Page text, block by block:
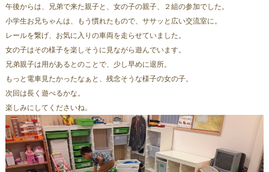
午後からは、兄弟で来た親子と、女の子の親子、２組の参加でした。
小学生お兄ちゃんは、もう慣れたもので、ササッと広い交流室に。
レールを繋げ、お気に入りの車両を走らせていました。
女の子はその様子を楽しそうに見ながら遊んでいます。
兄弟親子は用があるとのことで、少し早めに退所。
もっと電車見たかったなぁと、残念そうな様子の女の子。
次回は長く遊べるかな。
楽しみにしてくださいね。